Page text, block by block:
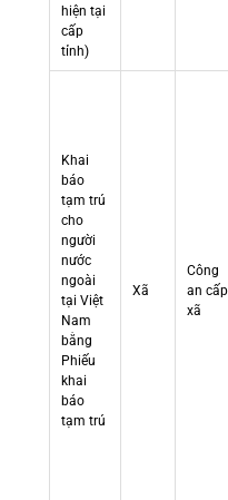
hiện tại
cấp
tỉnh)
Khai
báo
tạm trú
cho
người
nước
ngoài
tại Việt
Nam
bằng
Phiếu
khai
báo
tạm trú
Xã
Công
an cấp
xã